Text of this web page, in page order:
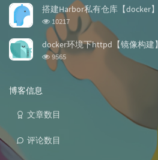
次
数:
搭建Harbor私有仓库【docker】
浏
览
次
数:
10217
docker环境下httpd【镜像构建】
浏
9565
博客信息
文章数目
评论数目